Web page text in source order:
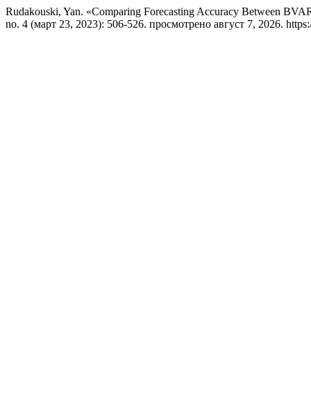
Rudakouski, Yan. «Comparing Forecasting Accuracy Between
no. 4 (март 23, 2023): 506-526. просмотрено август 7, 2026.